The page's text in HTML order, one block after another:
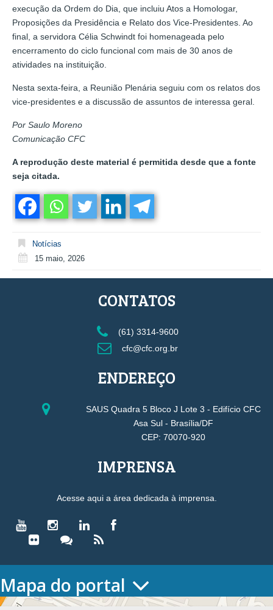
execução da Ordem do Dia, que incluiu Atos a Homologar,
Proposições da Presidência e Relato dos Vice-Presidentes. Ao
final, a servidora Célia Schwindt foi homenageada pelo
encerramento do ciclo funcional com mais de 30 anos de
atividades na instituição.
Nesta sexta-feira, a Reunião Plenária seguiu com os relatos dos
vice-presidentes e a discussão de assuntos de interessa geral.
Por Saulo Moreno
Comunicação CFC
A reprodução deste material é permitida desde que a fonte
seja citada.
Notícias
15 maio, 2026
CONTATOS
(61) 3314-9600
cfc@cfc.org.br
ENDEREÇO
SAUS Quadra 5 Bloco J Lote 3 - Edifício CFC
Asa Sul - Brasília/DF
CEP: 70070-920
IMPRENSA
Acesse aqui a área dedicada à imprensa.
Mapa do portal
HOME